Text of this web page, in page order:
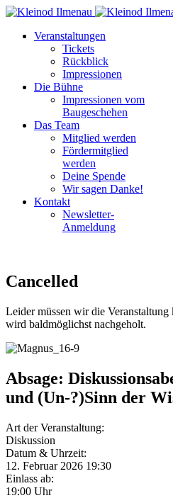
Veranstaltungen
Tickets
Rückblick
Impressionen
Die Bühne
Impressionen vom
Baugeschehen
Das Team
Mitglied werden
Fördermitglied
werden
Deine Spende
Wir sagen Danke!
Kontakt
Newsletter-
Anmeldung
Cancelled
Leider müssen wir die Veranstaltung
wird baldmöglichst nachgeholt.
Absage:
und (Un-?)Sinn der
Art der Veranstaltung:
Diskussion
Datum & Uhrzeit:
12. Februar 2026 19:30
Einlass ab:
19:00 Uhr